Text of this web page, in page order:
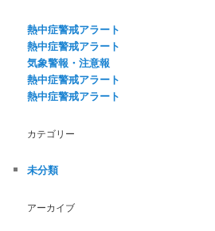
ー
シ
ョ
ン
熱中症警戒アラート
熱中症警戒アラート
気象警報・注意報
熱中症警戒アラート
熱中症警戒アラート
カテゴリー
未分類
アーカイブ